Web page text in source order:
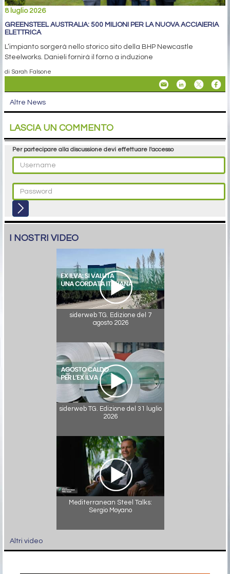
8 luglio 2026
GREENSTEEL AUSTRALIA: 500 MILIONI PER LA NUOVA ACCIAIERIA
ELETTRICA
L’impianto sorgerà nello storico sito della BHP Newcastle
Steelworks. Danieli fornirà il forno a induzione
di Sarah Falsone
Altre News
LASCIA UN COMMENTO
Per partecipare alla discussione devi effettuare l'accesso
I NOSTRI VIDEO
siderweb TG. Edizione del 7
agosto 2026
siderweb TG. Edizione del 31 luglio
2026
Mediterranean Steel Talks:
Sergio Moyano
Altri video